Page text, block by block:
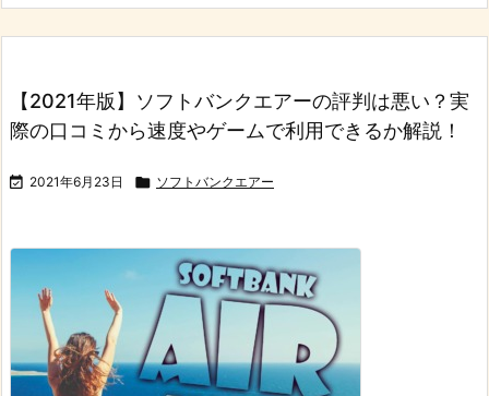
【2021年版】ソフトバンクエアーの評判は悪い？実
際の口コミから速度やゲームで利用できるか解説！
 2021年6月23日  ソフトバンクエアー